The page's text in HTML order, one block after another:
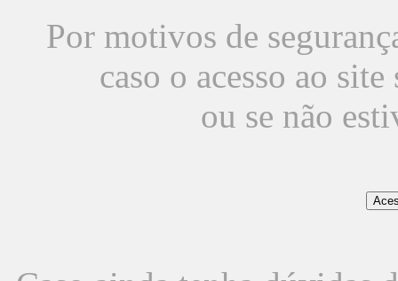
Por motivos de
caso o acesso ao
ou se não